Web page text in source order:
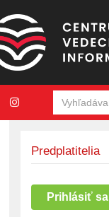
Predplatitelia
Prihlásiť sa